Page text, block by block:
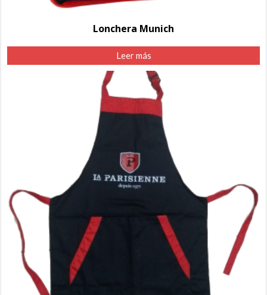
Lonchera Munich
Leer más